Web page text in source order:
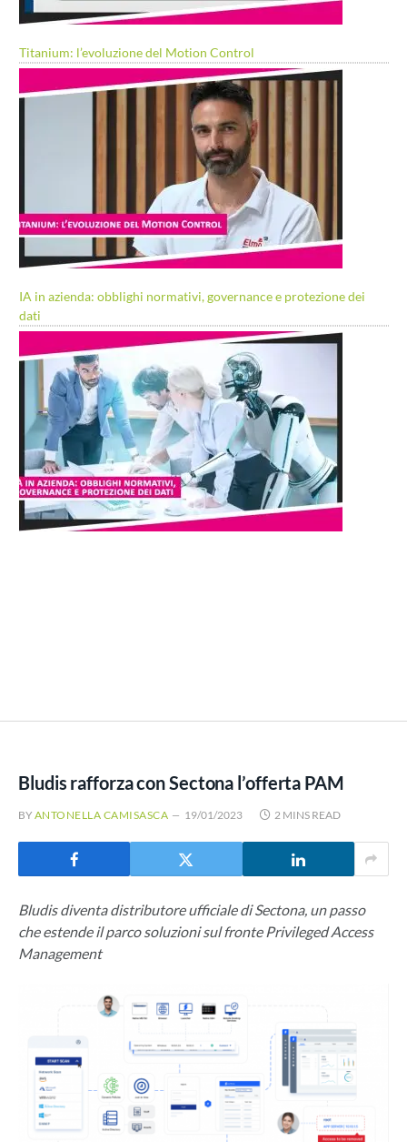
Titanium: l’evoluzione del Motion Control
IA in azienda: obblighi normativi, governance e protezione dei
dati
Bludis rafforza con Sectona l’offerta PAM
BY ANTONELLA CAMISASCA 19/01/2023 2 MINS READ
Bludis diventa distributore ufficiale di Sectona, un passo
che estende il parco soluzioni sul fronte Privileged Access
Management